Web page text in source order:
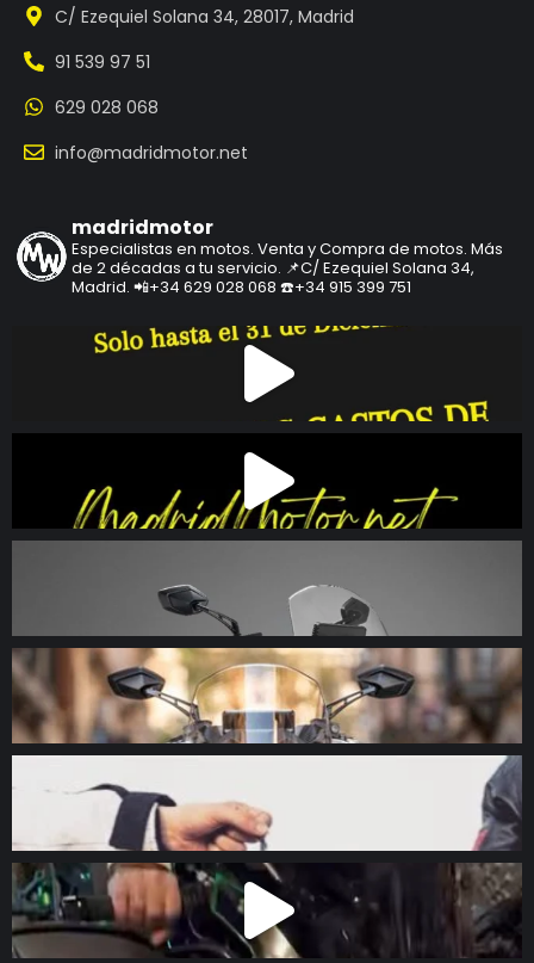
C/ Ezequiel Solana 34, 28017, Madrid
91 539 97 51
629 028 068
info@madridmotor.net
madridmotor
Especialistas en motos. Venta y Compra de motos. Más
de 2 décadas a tu servicio. 📌C/ Ezequiel Solana 34,
Madrid. 📲+34 629 028 068 ☎️+34 915 399 751